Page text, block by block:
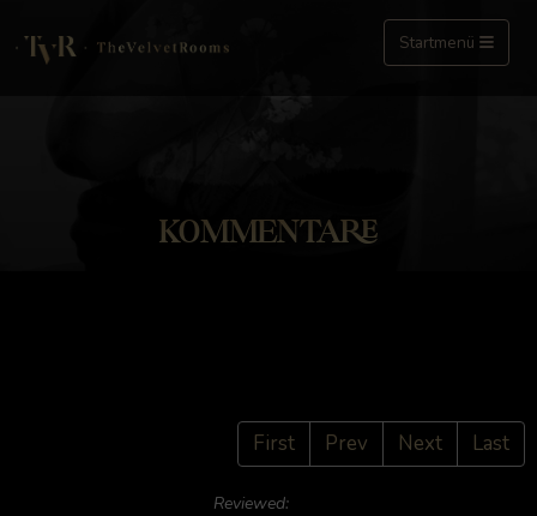
Startmenü
KOMMENTARE
First Prev Next Last
Reviewed: